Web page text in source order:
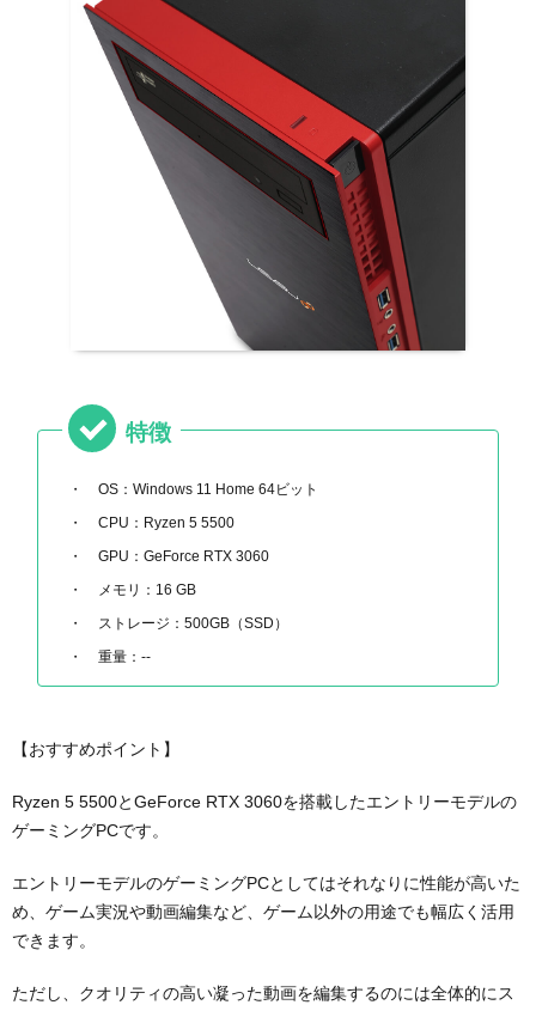
特徴
OS：Windows 11 Home 64ビット
CPU：Ryzen 5 5500
GPU：GeForce RTX 3060
メモリ：16 GB
ストレージ：500GB（SSD）
重量：--
【おすすめポイント】
Ryzen 5 5500とGeForce RTX 3060を搭載したエントリーモデルの
ゲーミングPCです。
エントリーモデルのゲーミングPCとしてはそれなりに性能が高いた
め、ゲーム実況や動画編集など、ゲーム以外の用途でも幅広く活用
できます。
ただし、クオリティの高い凝った動画を編集するのには全体的にス